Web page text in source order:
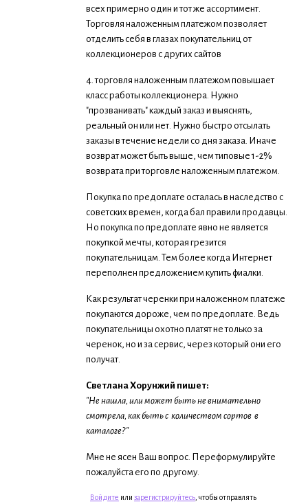
всех примерно один и тот же ассортимент.
Торговля наложенным платежом позволяет
отделить себя в глазах покупательниц от
коллекционеров с других сайтов
4. торговля наложенным платежом повышает
класс работы коллекционера. Нужно
"прозванивать" каждый заказ и выяснять,
реальный он или нет. Нужно быстро отсылать
заказы в течение недели со дня заказа. Иначе
возврат может быть выше, чем типовые 1-2%
возврата при торговле наложенным платежом.
Покупка по предоплате осталась в наследство с
советских времен, когда бал правили продавцы.
Но покупка по предоплате явно не является
покупкой мечты, которая грезится
покупательницам. Тем более когда Интернет
переполнен предложением купить фиалки.
Как результат черенки при наложенном платеже
покупаются дороже, чем по предоплате. Ведь
покупательницы охотно платят не только за
черенок, но и за сервис, через который они его
получат.
Светлана Хорунжий пишет:
"Не нашла, или может быть не внимательно
смотрела, как быть с количеством сортов в
каталоге?"
Мне не ясен Ваш вопрос. Переформулируйте
пожалуйста его по другому.
Войдите или зарегистрируйтесь , чтобы отправлять